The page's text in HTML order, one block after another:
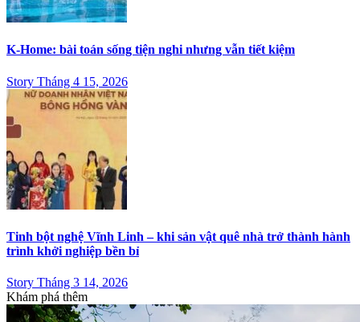
K-Home: bài toán sống tiện nghi nhưng vẫn tiết kiệm
Story Tháng 4 15, 2026
Tinh bột nghệ Vĩnh Linh – khi sản vật quê nhà trở thành hành
trình khởi nghiệp bền bỉ
Story Tháng 3 14, 2026
Khám phá thêm